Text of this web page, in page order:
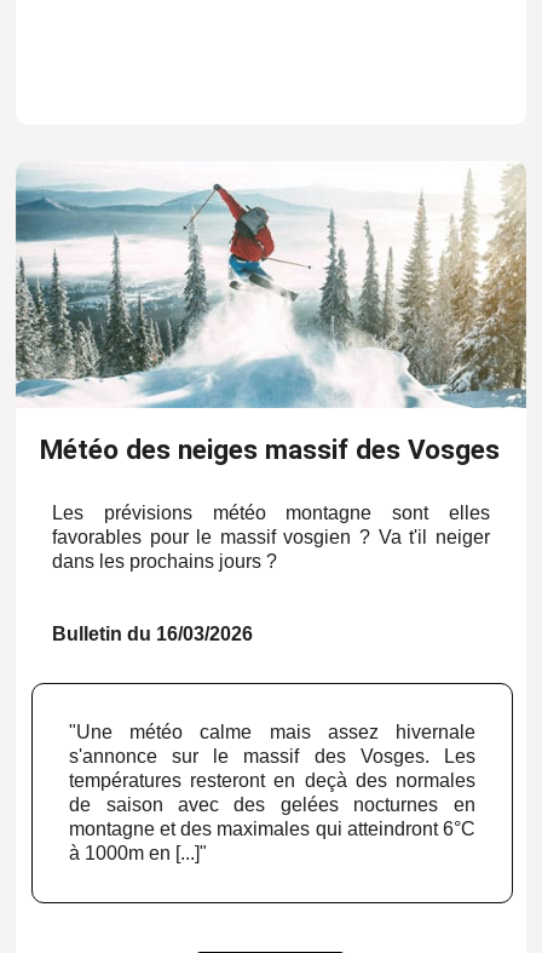
Météo des neiges massif des Vosges
Les prévisions météo montagne sont elles
favorables pour le massif vosgien ? Va t'il neiger
dans les prochains jours ?
Bulletin du 16/03/2026
"Une météo calme mais assez hivernale
s'annonce sur le massif des Vosges. Les
températures resteront en deçà des normales
de saison avec des gelées nocturnes en
montagne et des maximales qui atteindront 6°C
à 1000m en [...]"